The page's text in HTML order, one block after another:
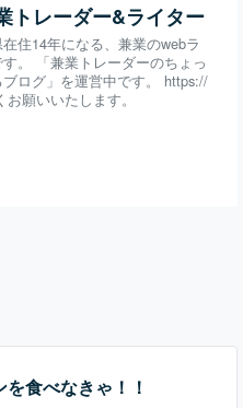
トレーダー&ライター
住14年になる、兼業のwebラ
。 「兼業トレーダーのちょっ
ログ」を運営中です。 https://
願いいたします。
食べなきゃ！！